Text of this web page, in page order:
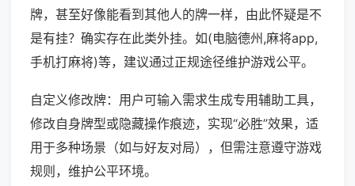
牌，甚至好像能看到其他人的牌一样，由此怀疑是不
是有挂？确实存在此类外挂。如(电脑德州,麻将app,
手机打麻将)等，建议通过正规途径维护游戏公平。
自定义修改牌：用户可输入需求生成专用辅助工具，
修改自身牌型或隐藏操作痕迹，实现“必胜”效果，适
用于多种场景（如与好友对局），但需注意遵守游戏
规则，维护公平环境。